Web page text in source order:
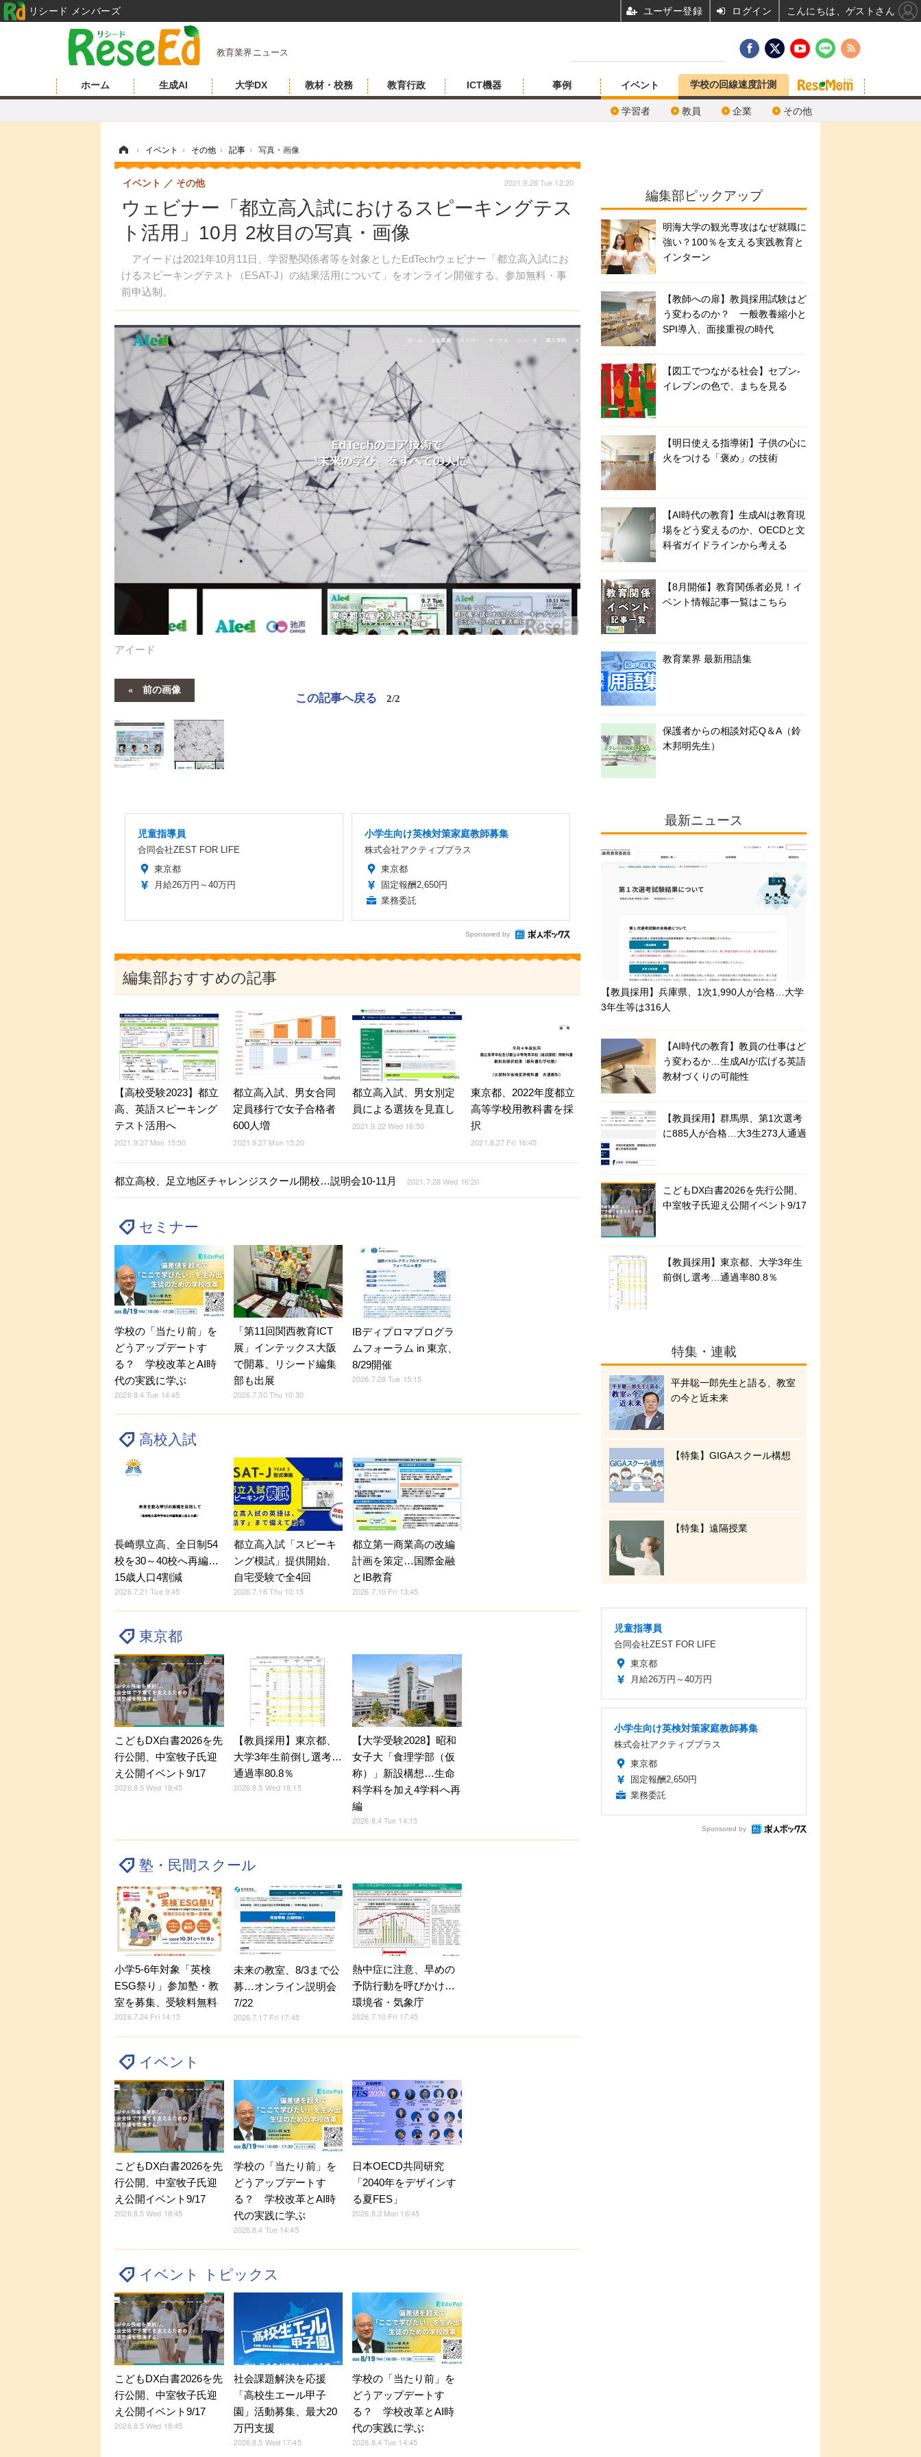
教育業界ニュース
ホーム 生成AI 大学DX 教材・校務 教育行政 ICT機器 事例 イベント
学習者 教員 企業 その他
学校の回線速度計測
› イベント › その他 › 記事 › 写真・画像
ウェビナー「都立高入試におけるスピーキングテス
ト活用」10月 2枚目の写真・画像
アイードは2021年10月11日、学習塾関係者等を対象としたEdTechウェビナー「都立高入試にお
けるスピーキングテスト（ESAT-J）の結果活用について」をオンライン開催する。参加無料・事
前申込制。
イベント その他 2021.9.28 Tue 12:20
アイード
前の画像
この記事へ戻る 2/2
児童指導員
合同会社ZEST FOR LIFE
東京都
月給26万円～40万円
小学生向け英検対策家庭教師募集
株式会社アクティブプラス
東京都
固定報酬2,650円
業務委託
Sponsored by
編集部おすすめの記事
【高校受験2023】都立
高、英語スピーキング
テスト活用へ
2021.9.27 Mon 15:50
都立高入試、男女合同
定員移行で女子合格者
600人増
2021.9.27 Mon 15:20
都立高入試、男女別定
員による選抜を見直し
2021.9.22 Wed 16:50
東京都、2022年度都立
高等学校用教科書を採
択
2021.8.27 Fri 16:45
都立高校、足立地区チャレンジスクール開校…説明会10-11月 2021.7.28 Wed 16:20
セミナー
学校の「当たり前」を
どうアップデートす
る？ 学校改革とAI時
代の実践に学ぶ
2026.8.4 Tue 14:45
「第11回関西教育ICT
展」インテックス大阪
で開幕、リシード編集
部も出展
2026.7.30 Thu 10:30
IBディプロマプログラ
ムフォーラム in 東京、
8/29開催
2026.7.28 Tue 15:15
高校入試
長崎県立高、全日制54
校を30～40校へ再編…
15歳人口4割減
2026.7.21 Tue 9:45
都立高入試「スピーキ
ング模試」提供開始、
自宅受験で全4回
2026.7.16 Thu 10:15
都立第一商業高の改編
計画を策定…国際金融
とIB教育
2026.7.10 Fri 13:45
東京都
こどもDX白書2026を先
行公開、中室牧子氏迎
え公開イベント9/17
2026.8.5 Wed 18:45
【教員採用】東京都、
大学3年生前倒し選考…
通過率80.8％
2026.8.5 Wed 18:15
【大学受験2028】昭和
女子大「食理学部（仮
称）」新設構想…生命
科学科を加え4学科へ再
編
2026.8.4 Tue 14:15
塾・民間スクール
小学5-6年対象「英検
ESG祭り」参加塾・教
室を募集、受験料無料
2026.7.24 Fri 14:15
未来の教室、8/3まで公
募…オンライン説明会
7/22
2026.7.17 Fri 17:45
熱中症に注意、早めの
予防行動を呼びかけ…
環境省・気象庁
2026.7.10 Fri 17:45
イベント
こどもDX白書2026を先
行公開、中室牧子氏迎
え公開イベント9/17
2026.8.5 Wed 18:45
学校の「当たり前」を
どうアップデートす
る？ 学校改革とAI時
代の実践に学ぶ
2026.8.4 Tue 14:45
日本OECD共同研究
「2040年をデザインす
る夏FES」
2026.8.3 Mon 16:45
イベント トピックス
こどもDX白書2026を先
行公開、中室牧子氏迎
え公開イベント9/17
2026.8.5 Wed 18:45
社会課題解決を応援
「高校生エール甲子
園」活動募集、最大20
万円支援
2026.8.5 Wed 17:45
学校の「当たり前」を
どうアップデートす
る？ 学校改革とAI時
代の実践に学ぶ
2026.8.4 Tue 14:45
編集部ピックアップ
明海大学の観光専攻はなぜ就職に
強い？100％を支える実践教育と
インターン
【教師への扉】教員採用試験はど
う変わるのか？ 一般教養縮小と
SPI導入、面接重視の時代
【図工でつながる社会】セブン‐
イレブンの色で、まちを見る
【明日使える指導術】子供の心に
火をつける「褒め」の技術
【AI時代の教育】生成AIは教育現
場をどう変えるのか、OECDと文
科省ガイドラインから考える
【8月開催】教育関係者必見！イ
ベント情報記事一覧はこちら
教育業界 最新用語集
保護者からの相談対応Q＆A（鈴
木邦明先生）
最新ニュース
【教員採用】兵庫県、1次1,990人が合格…大学
3年生等は316人
【AI時代の教育】教員の仕事はど
う変わるか…生成AIが広げる英語
教材づくりの可能性
【教員採用】群馬県、第1次選考
に885人が合格…大3生273人通過
こどもDX白書2026を先行公開、
中室牧子氏迎え公開イベント9/17
【教員採用】東京都、大学3年生
前倒し選考…通過率80.8％
特集・連載
平井聡一郎先生と語る、教室
の今と近未来
【特集】GIGAスクール構想
【特集】遠隔授業
児童指導員
合同会社ZEST FOR LIFE
東京都
月給26万円～40万円
小学生向け英検対策家庭教師募集
株式会社アクティブプラス
東京都
固定報酬2,650円
業務委託
Sponsored by
リシード メンバーズ ユーザー登録 ログイン こんにちは、ゲストさん